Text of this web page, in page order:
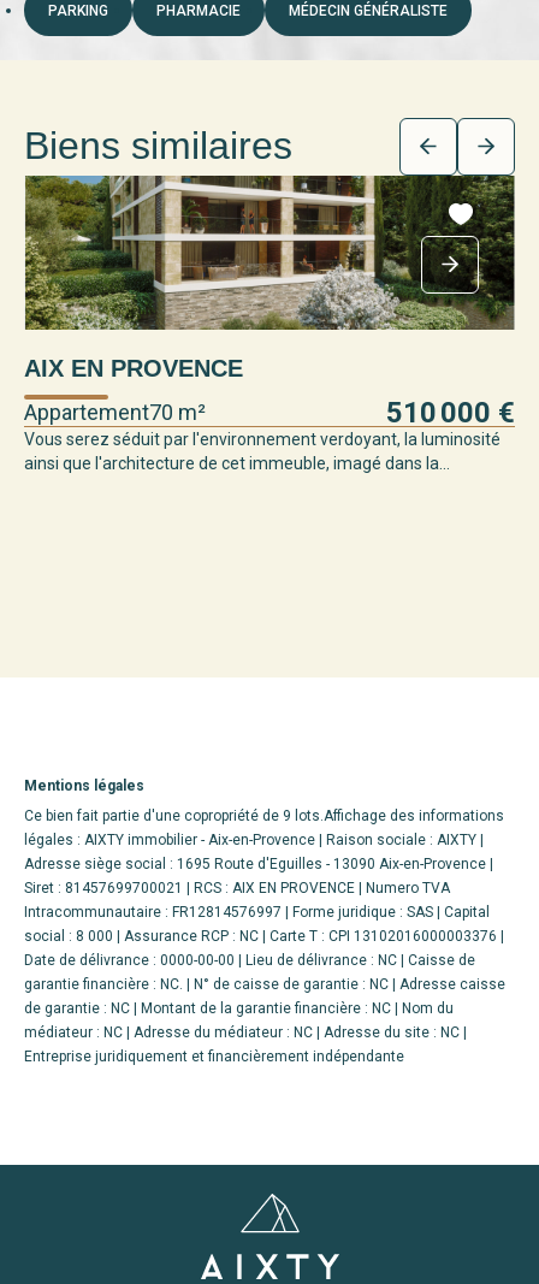
PARKING PHARMACIE MÉDECIN GÉNÉRALISTE
Biens similaires
AIX EN PROVENCE
Appartement70 m² 510 000 €
Vous serez séduit par l'environnement verdoyant, la luminosité
ainsi que l'architecture de cet immeuble, imagé dans la...
Mentions légales
Ce bien fait partie d'une copropriété de 9 lots.Affichage des informations
légales : AIXTY immobilier - Aix-en-Provence | Raison sociale : AIXTY |
Adresse siège social : 1695 Route d'Eguilles - 13090 Aix-en-Provence |
Siret : 81457699700021 | RCS : AIX EN PROVENCE | Numero TVA
Intracommunautaire : FR12814576997 | Forme juridique : SAS | Capital
social : 8 000 | Assurance RCP : NC | Carte T : CPI 13102016000003376 |
Date de délivrance : 0000-00-00 | Lieu de délivrance : NC | Caisse de
garantie financière : NC. | N° de caisse de garantie : NC | Adresse caisse
de garantie : NC | Montant de la garantie financière : NC | Nom du
médiateur : NC | Adresse du médiateur : NC | Adresse du site : NC |
Entreprise juridiquement et financièrement indépendante